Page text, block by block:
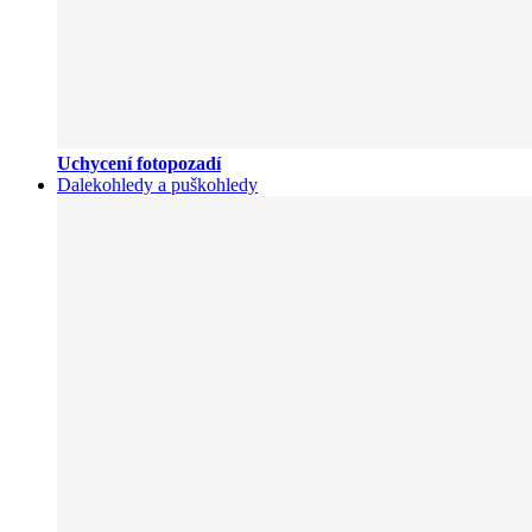
Uchycení fotopozadí
Dalekohledy a puškohledy